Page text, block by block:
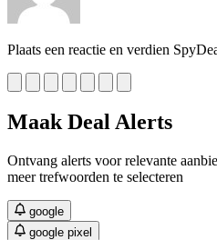
Plaats een reactie en verdien
Maak Deal Alerts
Ontvang alerts voor relevante
meer trefwoorden te selecteren
google
google pixel